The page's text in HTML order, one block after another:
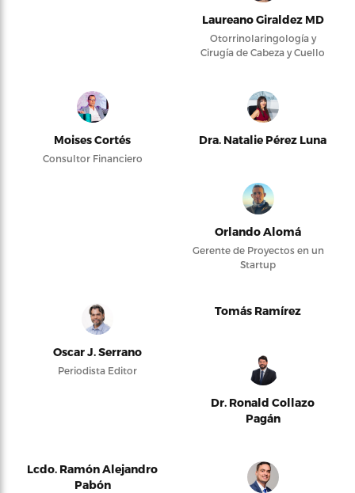
Laureano Giraldez MD
Otorrinolaringología y
Cirugía de Cabeza y Cuello
Moises Cortés
Consultor Financiero
Dra. Natalie Pérez Luna
Orlando Alomá
Gerente de Proyectos en un
Startup
Oscar J. Serrano
Periodista Editor
Tomás Ramírez
Dr. Ronald Collazo
Pagán
Lcdo. Ramón Alejandro
Pabón